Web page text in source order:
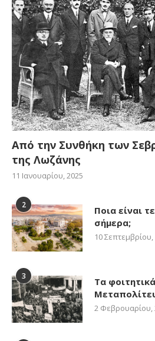
Από την Συνθήκη των
της Λωζάνης
11 Ιανουαρίου, 2025
2
Ποια είναι
σήμερα;
10 Σεπτεμβρίου,
3
Τα
2 Φεβρουαρίου,